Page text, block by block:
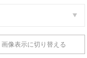
画像表示に切り替える